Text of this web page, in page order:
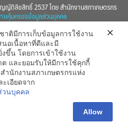
ติลิขสิทธิ์ 2537 โดย สำนักงานสภาเกษตรกร
ยคุ้มครองข้อมูลส่วนบุคคล
าติมีการเก็บข้อมูลการใช้งาน
นอเนื้อหาที่ดีและมี
ขึ้น โดยการเข้าใช้งาน
และยอมรับให้มีการใช้คุกกี้
ำนักงานสภาเกษตรกรแห่ง
เอียดจาก
วนบุคคล
Allow